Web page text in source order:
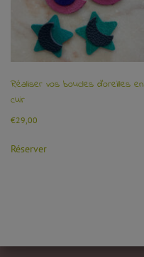
Réaliser vos boucles d’oreilles en
cuir
€29,00
Réserver